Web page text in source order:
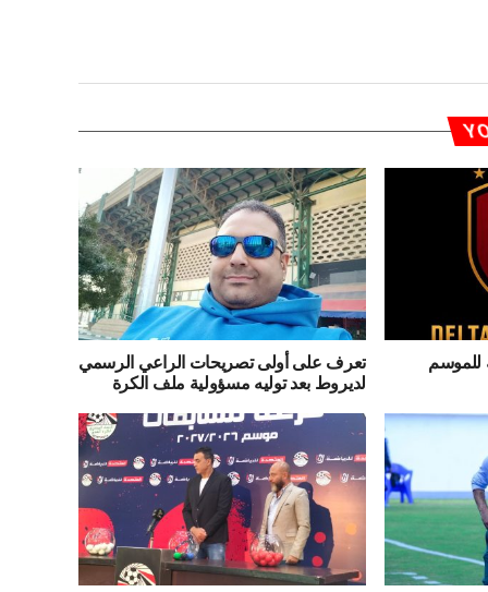
للموسم تعرف على أولى تصريحات الراعي الرسمي
لديروط بعد توليه مسؤولية ملف الكرة